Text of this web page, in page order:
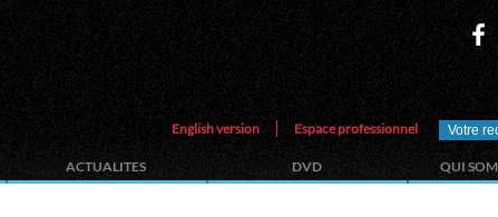
English version Espace professionnel
ACTUALITES DVD QUI